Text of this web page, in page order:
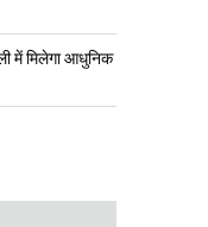
में मिलेगा आधुनिक